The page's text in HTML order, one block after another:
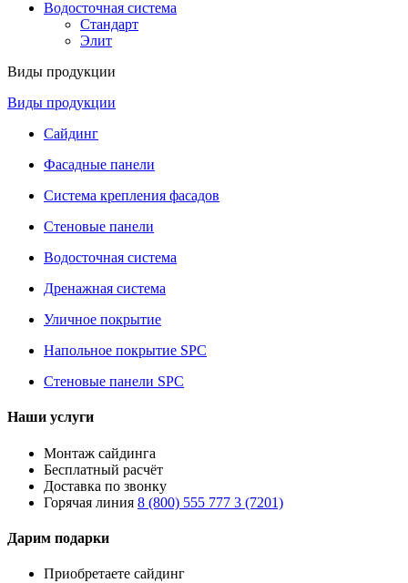
Водосточная система
Стандарт
Элит
Виды продукции
Виды продукции
Сайдинг
Фасадные панели
Система крепления фасадов
Стеновые панели
Водосточная система
Дренажная система
Уличное покрытие
Напольное покрытие SPC
Стеновые панели SPC
Наши услуги
Монтаж сайдинга
Бесплатный расчёт
Доставка по звонку
Горячая линия 8 (800) 555 777 3 (7201)
Дарим подарки
Приобретаете сайдинг